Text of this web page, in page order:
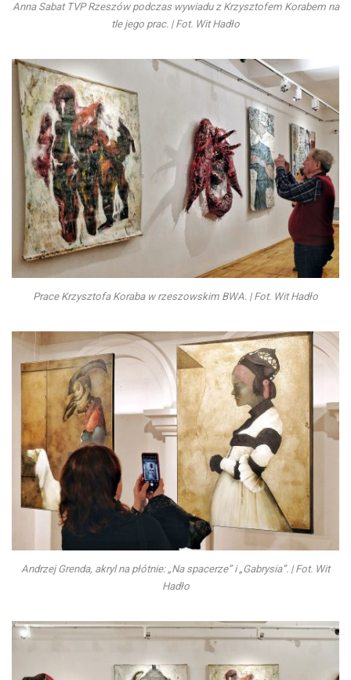
Anna Sabat TVP Rzeszów podczas wywiadu z Krzysztofem Korabem na
tle jego prac. | Fot. Wit Hadło
Prace Krzysztofa Koraba w rzeszowskim BWA. | Fot. Wit Hadło
Andrzej Grenda, akryl na płótnie: „Na spacerze” i „Gabrysia”. | Fot. Wit
Hadło